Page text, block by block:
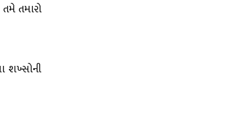
તમારો
શખ્સોની